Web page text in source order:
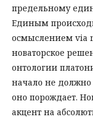
предельному
Единым
осмыслением via
новаторское
онтологии
начало не должно
оно порождает.
акцент на